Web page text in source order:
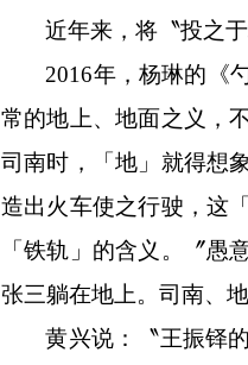
近年来，将〝投之
2016年，杨琳的《
常的地上、地面之义，
司南时，「地」就得想
造出火车使之行驶，这
「铁轨」的含义。〞
张三躺在地上。司南、
黄兴说：〝王振铎